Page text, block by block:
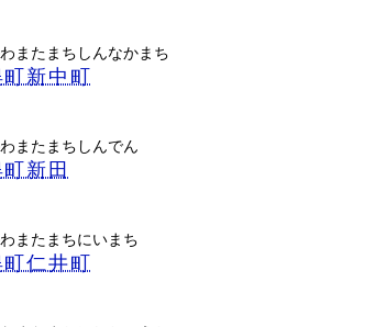
またまちしんなかまち
新中町
またまちしんでん
新田
またまちにいまち
仁井町